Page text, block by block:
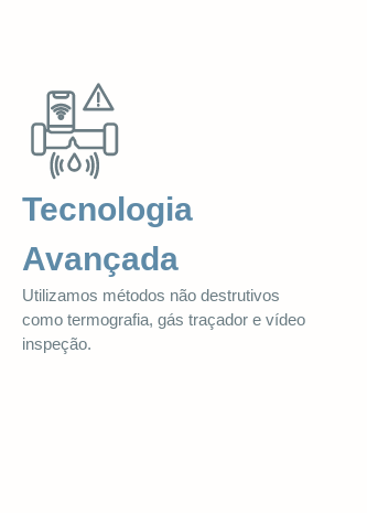
Tecnologia
Avançada
Utilizamos métodos não destrutivos
como termografia, gás traçador e vídeo
inspeção.